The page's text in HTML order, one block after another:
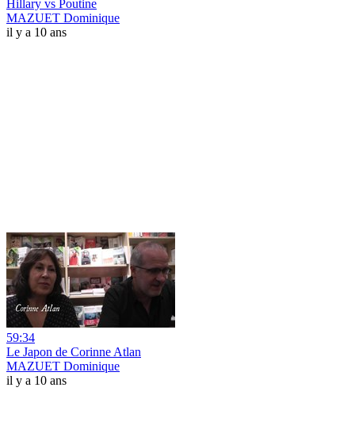
Hillary vs Poutine
MAZUET Dominique
il y a 10 ans
59:34
Le Japon de Corinne Atlan
MAZUET Dominique
il y a 10 ans